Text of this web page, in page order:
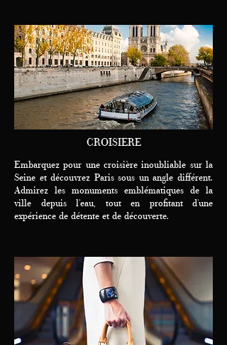
CROISIERE
Embarquez pour une croisière inoubliable sur la
Seine et découvrez Paris sous un angle différent.
Admirez les monuments emblématiques de la
ville depuis l'eau, tout en profitant d'une
expérience de détente et de découverte.